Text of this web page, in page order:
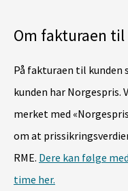
Om fakturaen
På fakturaen til
kunden har
merket med
om at
RME. Dere kan følge
time her.